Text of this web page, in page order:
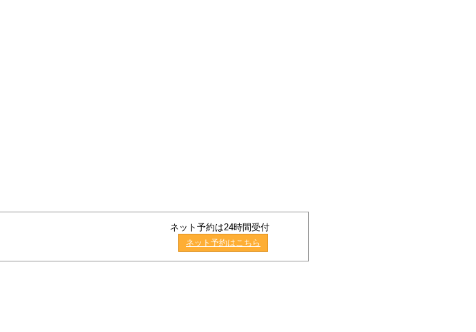
ネット予約は24時間受付
ネット予約はこちら